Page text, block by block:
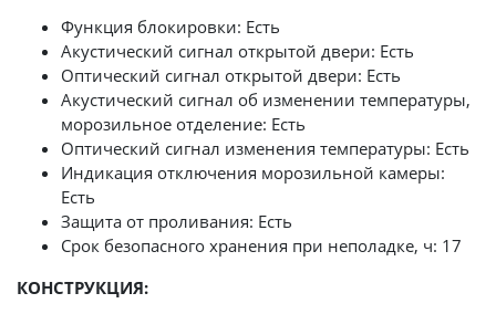
Функция блокировки: Есть
Акустический сигнал открытой двери: Есть
Оптический сигнал открытой двери: Есть
Акустический сигнал об изменении температуры,
морозильное отделение: Есть
Оптический сигнал изменения температуры: Есть
Индикация отключения морозильной камеры:
Есть
Защита от проливания: Есть
Срок безопасного хранения при неполадке, ч: 17
КОНСТРУКЦИЯ: